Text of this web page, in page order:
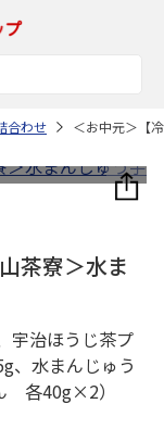
合わせ ＜お中元＞【
茶寮＞水ま
宇治ほうじ茶プ
、水まんじゅう
ん 各40g×2）